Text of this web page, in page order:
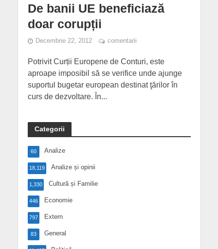
De banii UE beneficiază
doar corupții
Decembrie 22, 2012 comentarii
Potrivit Curții Europene de Conturi, este
aproape imposibil să se verifice unde ajunge
suportul bugetar european destinat ţărilor în
curs de dezvoltare. În...
Categorii
Analize
60
Analize și opinii
18,119
Cultură și Familie
1,330
Economie
446
Extern
797
General
83